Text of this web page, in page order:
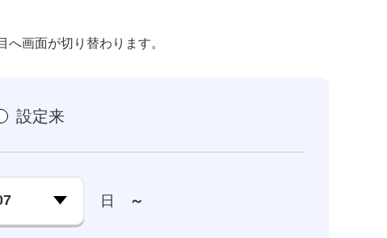
画面が切り替わります。
設定来
日 ～